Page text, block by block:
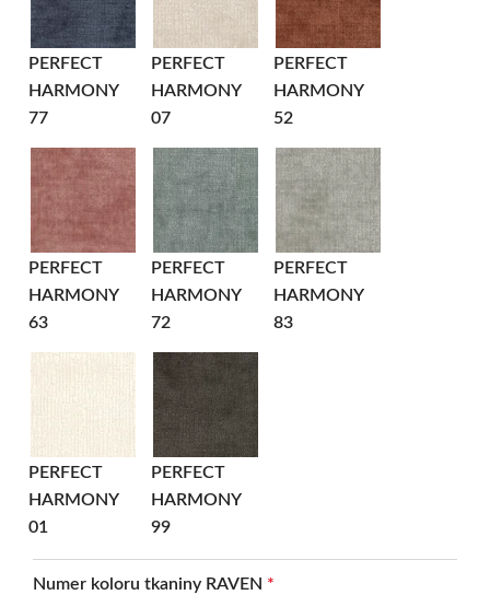
PERFECT
HARMONY
77
PERFECT
HARMONY
07
PERFECT
HARMONY
52
PERFECT
HARMONY
63
PERFECT
HARMONY
72
PERFECT
HARMONY
83
PERFECT
HARMONY
01
PERFECT
HARMONY
99
Numer koloru tkaniny RAVEN *